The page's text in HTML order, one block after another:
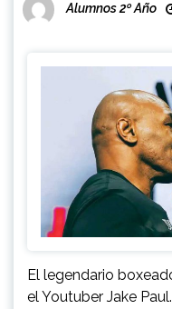
Alumnos 2º Año
El legendario
el Youtuber Jake